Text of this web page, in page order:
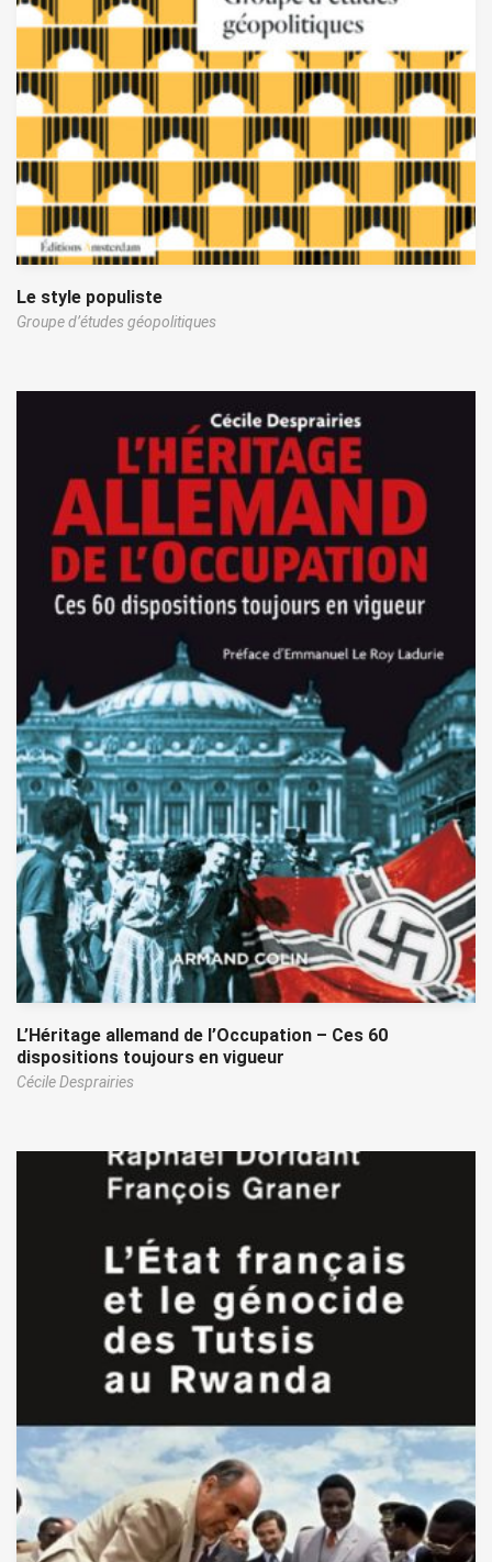
Le style populiste
Groupe d’études géopolitiques
L’Héritage allemand de l’Occupation – Ces 60
dispositions toujours en vigueur
Cécile Desprairies